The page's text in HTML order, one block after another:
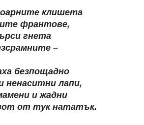
клишета
франтове,
гнета
–
безпощадно
ненаситни лапи,
и жадни
от тук нататък.